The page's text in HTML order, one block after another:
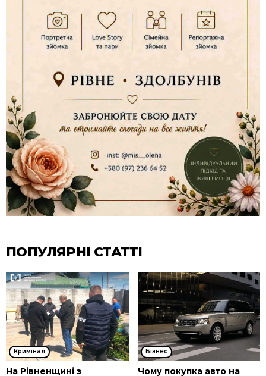
ПОПУЛЯРНІ СТАТТІ
Кримінал
На Рівненщині з
Бізнес
Чому покупка авто на